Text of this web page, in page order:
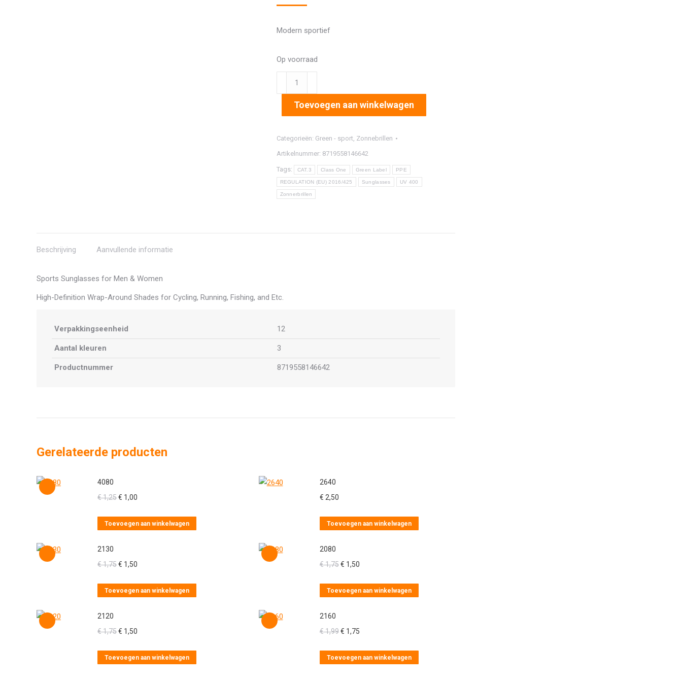
Modern sportief
Op voorraad
aantal
Toevoegen aan winkelwagen
Categorieën: Green - sport, Zonnebrillen
Artikelnummer: 8719558146642
Tags: CAT.3 Class One Green Label PPE
REGULATION (EU) 2016/425 Sunglasses UV 400
Zonnerbrillen
Beschrijving Aanvullende informatie
Sports Sunglasses for Men & Women
High-Definition Wrap-Around Shades for Cycling, Running, Fishing, and Etc.
Verpakkingseenheid 12
Aantal kleuren 3
Productnummer 8719558146642
Gerelateerde producten
4080
€1,25Oorspronkelijke
was:
€ 1,00
is:
Toevoegen aan winkelwagen
2640
€ 2,50
Toevoegen aan winkelwagen
2130
€1,75Oorspronkelijke
was:
€ 1,50
is:
Toevoegen aan winkelwagen
2080
€1,75 Oorspronkelijke
was:
€ 1,50Huidige
is:
Toevoegen aan winkelwagen
2120
€1,75Oorspronkelijke
was:
€ 1,50
is:
Toevoegen aan winkelwagen
2160
€1,99 Oorspronkelijke
was:
€ 1,75Huidige
is:
Toevoegen aan winkelwagen